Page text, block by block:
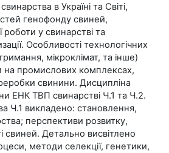
в Україні та Світі,
генофонду свиней,
у свинарстві та
Особливості технологічних
мікроклімат, та інше)
на промислових комплексах,
свинини. Дисципліна
ЕНК ТВП свинарстві Ч.1 та Ч.2.
Ч.1 викладено: становлення,
перспективи розвитку,
свиней. Детально висвітлено
методи селекції, генетики,